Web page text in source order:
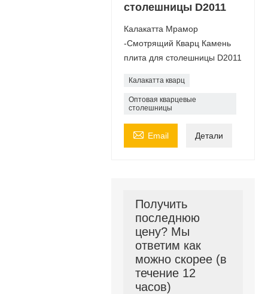
столешницы D2011
Калакатта Мрамор
-Смотрящий Кварц Камень
плита для столешницы D2011
Калакатта кварц
Оптовая кварцевые
столешницы
 Email Детали
Получить
последнюю
цену? Мы
ответим как
можно скорее (в
течение 12
часов)